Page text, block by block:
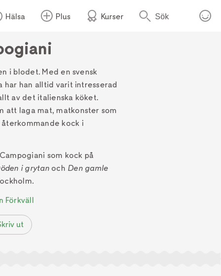
Hälsa Plus Kurser Sök
i blodet. Med en svensk
har han alltid varit intresserad
av det italienska köket.
att laga mat, matkonster som
återkommande kock i
som kock på
i grytanoch Den gamle
Förkväll
ut